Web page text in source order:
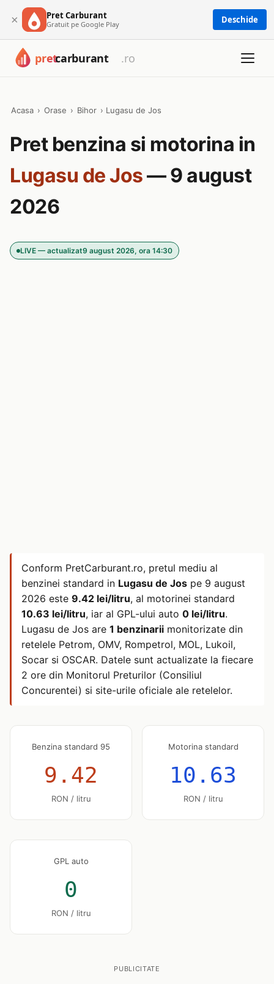
× Pret Carburant
Gratuit pe Google Play Deschide
Acasa › Orase › Bihor › Lugasu de Jos
Pret benzina si motorina in
Lugasu de Jos— 9 august
2026
LIVE — actualizat9 august 2026, ora 14:30
Conform PretCarburant.ro, pretul mediu al
benzinei standard in Lugasu de Jos pe 9 august
2026 este 9.42 lei/litru, al motorinei standard
10.63 lei/litru, iar al GPL-ului auto 0 lei/litru.
Lugasu de Jos are 1 benzinarii monitorizate din
retelele Petrom, OMV, Rompetrol, MOL, Lukoil,
Socar si OSCAR. Datele sunt actualizate la fiecare
2 ore din Monitorul Preturilor (Consiliul
Concurentei) si site-urile oficiale ale retelelor.
Benzina standard 95
9.42
RON / litru
Motorina standard
10.63
RON / litru
GPL auto
0
RON / litru
PUBLICITATE